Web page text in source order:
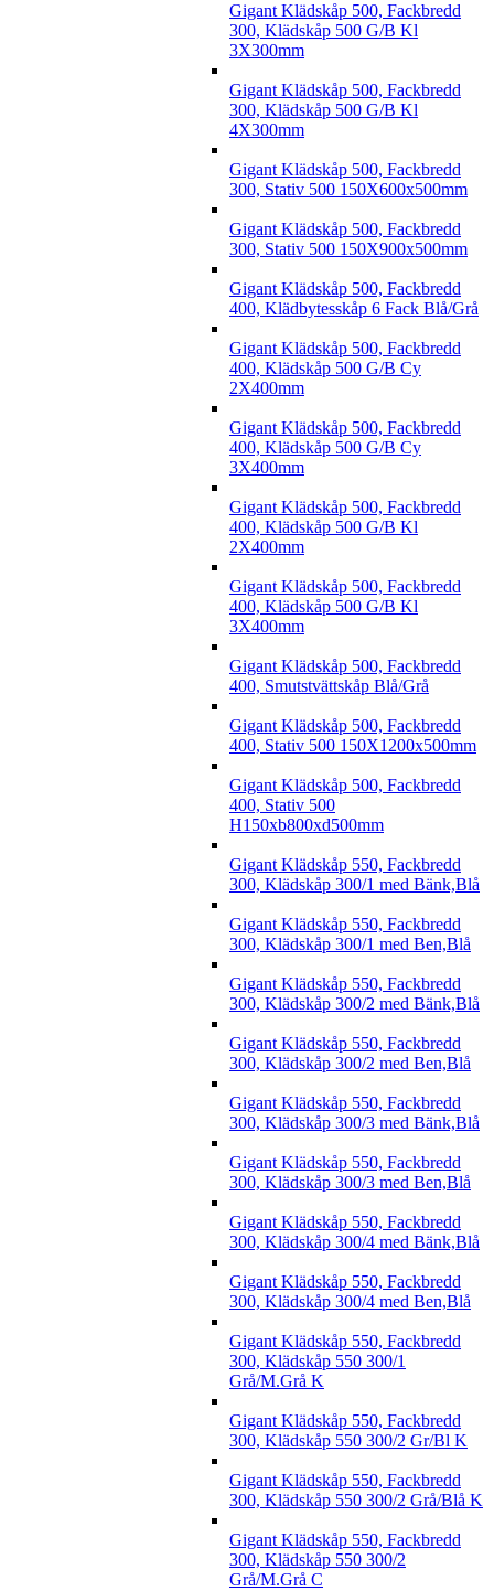
Gigant Klädskåp 500, Fackbredd
300, Klädskåp 500 G/B Kl
3X300mm
Gigant Klädskåp 500, Fackbredd
300, Klädskåp 500 G/B Kl
4X300mm
Gigant Klädskåp 500, Fackbredd
300, Stativ 500 150X600x500mm
Gigant Klädskåp 500, Fackbredd
300, Stativ 500 150X900x500mm
Gigant Klädskåp 500, Fackbredd
400, Klädbytesskåp 6 Fack Blå/Grå
Gigant Klädskåp 500, Fackbredd
400, Klädskåp 500 G/B Cy
2X400mm
Gigant Klädskåp 500, Fackbredd
400, Klädskåp 500 G/B Cy
3X400mm
Gigant Klädskåp 500, Fackbredd
400, Klädskåp 500 G/B Kl
2X400mm
Gigant Klädskåp 500, Fackbredd
400, Klädskåp 500 G/B Kl
3X400mm
Gigant Klädskåp 500, Fackbredd
400, Smutstvättskåp Blå/Grå
Gigant Klädskåp 500, Fackbredd
400, Stativ 500 150X1200x500mm
Gigant Klädskåp 500, Fackbredd
400, Stativ 500
H150xb800xd500mm
Gigant Klädskåp 550, Fackbredd
300, Klädskåp 300/1 med Bänk,Blå
Gigant Klädskåp 550, Fackbredd
300, Klädskåp 300/1 med Ben,Blå
Gigant Klädskåp 550, Fackbredd
300, Klädskåp 300/2 med Bänk,Blå
Gigant Klädskåp 550, Fackbredd
300, Klädskåp 300/2 med Ben,Blå
Gigant Klädskåp 550, Fackbredd
300, Klädskåp 300/3 med Bänk,Blå
Gigant Klädskåp 550, Fackbredd
300, Klädskåp 300/3 med Ben,Blå
Gigant Klädskåp 550, Fackbredd
300, Klädskåp 300/4 med Bänk,Blå
Gigant Klädskåp 550, Fackbredd
300, Klädskåp 300/4 med Ben,Blå
Gigant Klädskåp 550, Fackbredd
300, Klädskåp 550 300/1
Grå/M.Grå K
Gigant Klädskåp 550, Fackbredd
300, Klädskåp 550 300/2 Gr/Bl K
Gigant Klädskåp 550, Fackbredd
300, Klädskåp 550 300/2 Grå/Blå K
Gigant Klädskåp 550, Fackbredd
300, Klädskåp 550 300/2
Grå/M.Grå C